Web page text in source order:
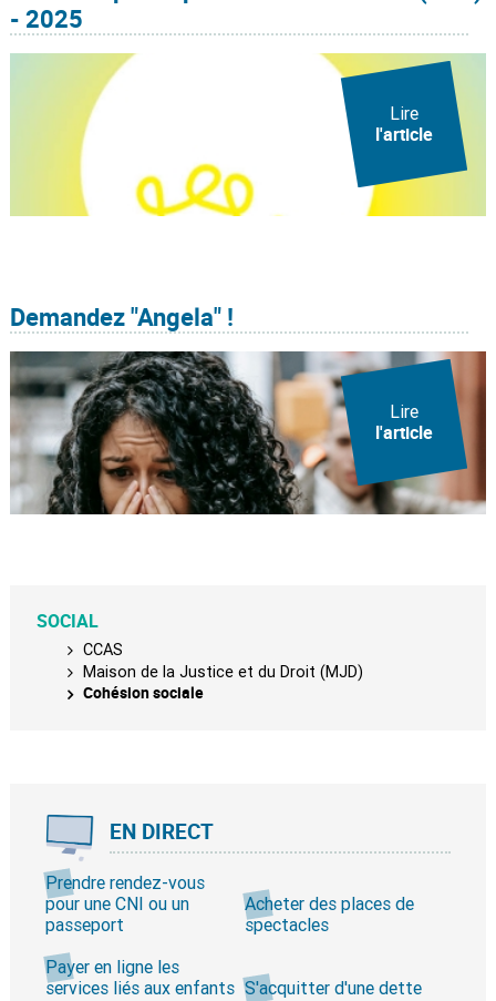
- 2025
Lire
l'article
Demandez "Angela" !
Lire
l'article
SOCIAL
CCAS
Maison de la Justice et du Droit (MJD)
Cohésion sociale
EN DIRECT
Prendre rendez-vous
pour une CNI ou un
passeport
Acheter des places de
spectacles
Payer en ligne les
services liés aux enfants S'acquitter d'une dette